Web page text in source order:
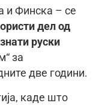
и Финска – се
дел од
руски
за
две години.
каде што